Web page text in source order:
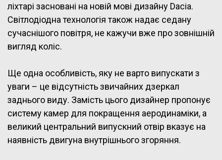
ліхтарі засновані на новій мові дизайну Dacia.
Світлодіодна технологія також надає седану
сучаснішого повітря, не кажучи вже про зовнішній
вигляд коліс.
Ще одна особливість, яку не варто випускати з
уваги – це відсутність звичайних дзеркал
заднього виду. Замість цього дизайнер пропонує
систему камер для покращення аеродинаміки, а
великий центральний випускний отвір вказує на
наявність двигуна внутрішнього згоряння.